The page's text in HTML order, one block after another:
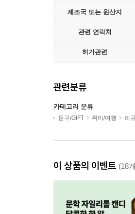
제조국 또는 원산지
관련 연락처
허가관련
관련분류
카테고리 분류
문구/GIFT 취미/여행 피
이 상품의 이벤트 (18